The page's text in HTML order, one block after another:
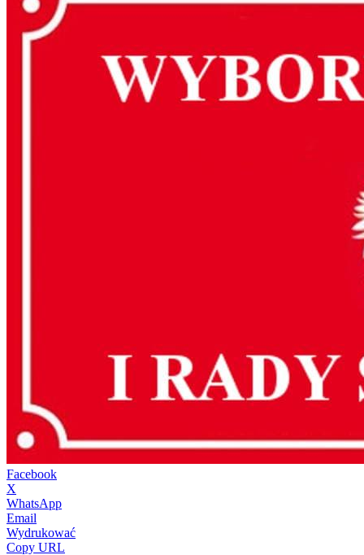
Facebook
X
WhatsApp
Email
Wydrukować
Copy URL